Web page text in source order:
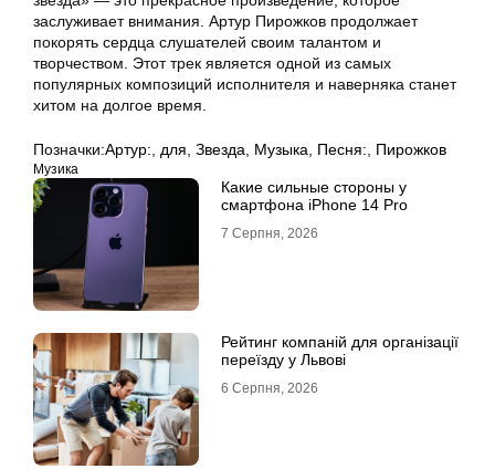
заслуживает внимания. Артур Пирожков продолжает
покорять сердца слушателей своим талантом и
творчеством. Этот трек является одной из самых
популярных композиций исполнителя и наверняка станет
хитом на долгое время.
Позначки:Артур:, для, Звезда, Музыка, Песня:, Пирожков
Музика
Какие сильные стороны у
смартфона iPhone 14 Pro
7 Серпня, 2026
Рейтинг компаній для організації
переїзду у Львові
6 Серпня, 2026